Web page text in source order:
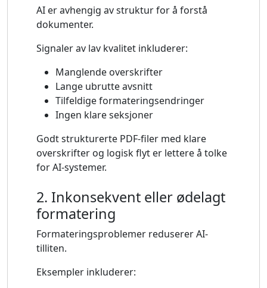
AI er avhengig av struktur for å forstå
dokumenter.
Signaler av lav kvalitet inkluderer:
Manglende overskrifter
Lange ubrutte avsnitt
Tilfeldige formateringsendringer
Ingen klare seksjoner
Godt strukturerte PDF-filer med klare
overskrifter og logisk flyt er lettere å tolke
for AI-systemer.
2. Inkonsekvent eller ødelagt
formatering
Formateringsproblemer reduserer AI-
tilliten.
Eksempler inkluderer: